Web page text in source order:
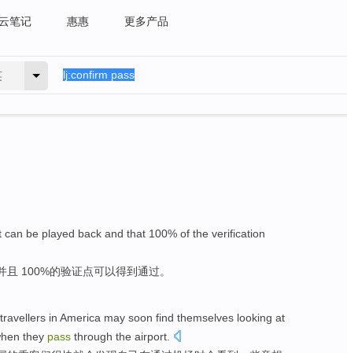
笔记 惠惠 更多产品
can be played back and that 100% of the verification
且 100%的验证点可以得到通过。
travellers in America may soon find themselves looking at
they pass through the airport